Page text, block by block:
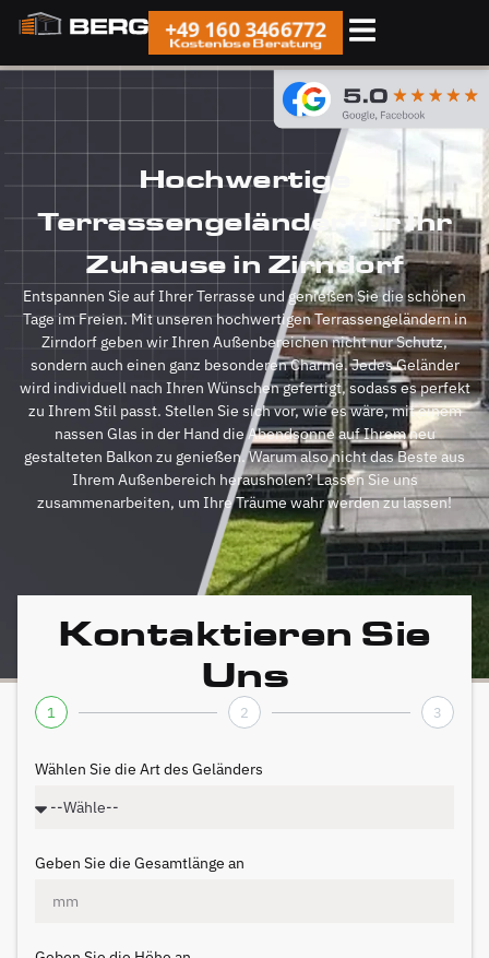
+49 160 3466772
Kostenlose Beratung
Hochwertige
Terrassengeländer für Ihr
Zuhause in Zirndorf
Entspannen Sie auf Ihrer Terrasse und genießen Sie die schönen
Tage im Freien. Mit unseren hochwertigen Terrassengeländern in
Zirndorf geben wir Ihren Außenbereichen nicht nur Schutz,
sondern auch einen ganz besonderen Charme. Jedes Geländer
wird individuell nach Ihren Wünschen gefertigt, sodass es perfekt
zu Ihrem Stil passt. Stellen Sie sich vor, wie es wäre, mit einem
nassen Glas in der Hand die Abendsonne auf Ihrem neu
gestalteten Balkon zu genießen. Warum also nicht das Beste aus
Ihrem Außenbereich herausholen? Lassen Sie uns
zusammenarbeiten, um Ihre Träume wahr werden zu lassen!
Kontaktieren Sie
Uns
1 2 3
Wählen Sie die Art des Geländers
Geben Sie die Gesamtlänge an